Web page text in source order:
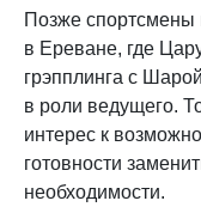
Позже спортсмены
в Ереване, где
грэпплинга с
в роли ведущего.
интерес к
готовности
необходимости.